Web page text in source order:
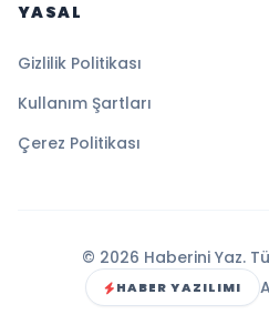
YASAL
Gizlilik Politikası
Kullanım Şartları
Çerez Politikası
© 2026 Haberini Yaz.
HABER YAZILIMI